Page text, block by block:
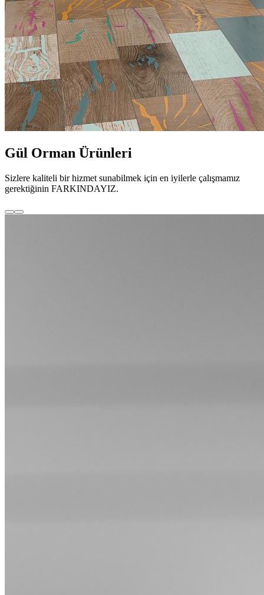
Gül Orman Ürünleri
Sizlere kaliteli bir hizmet sunabilmek için en iyilerle çalışmamız
gerektiğinin FARKINDAYIZ.